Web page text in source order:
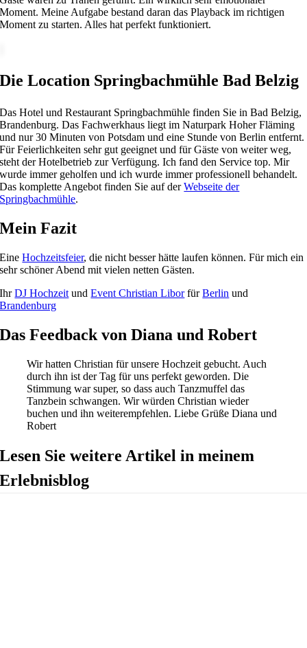
Moment. Meine Aufgabe bestand daran das Playback im richtigen
Moment zu starten. Alles hat perfekt funktioniert.
Die Location Springbachmühle Bad Belzig
Das Hotel und Restaurant Springbachmühle finden Sie in Bad Belzig,
Brandenburg. Das Fachwerkhaus liegt im Naturpark Hoher Fläming
und nur 30 Minuten von Potsdam und eine Stunde von Berlin entfernt.
Für Feierlichkeiten sehr gut geeignet und für Gäste von weiter weg,
steht der Hotelbetrieb zur Verfügung. Ich fand den Service top. Mir
wurde immer geholfen und ich wurde immer professionell behandelt.
Das komplette Angebot finden Sie auf derWebseite der
Springbachmühle.
Mein Fazit
EineHochzeitsfeier, die nicht besser hätte laufen können. Für mich ein
sehr schöner Abend mit vielen netten Gästen.
IhrDJ Hochzeit undEvent Christian LiborfürBerlin und
Brandenburg
Das Feedback von Diana und Robert
Wir hatten Christian für unsere Hochzeit gebucht. Auch
durch ihn ist der Tag für uns perfekt geworden. Die
Stimmung war super, so dass auch Tanzmuffel das
Tanzbein schwangen. Wir würden Christian wieder
buchen und ihn weiterempfehlen. Liebe Grüße Diana und
Robert
Lesen Sie weitere Artikel in meinem
Erlebnisblog